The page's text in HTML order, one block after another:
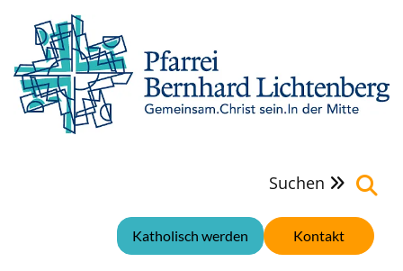
Suchen 
Kontakt
Katholisch werden